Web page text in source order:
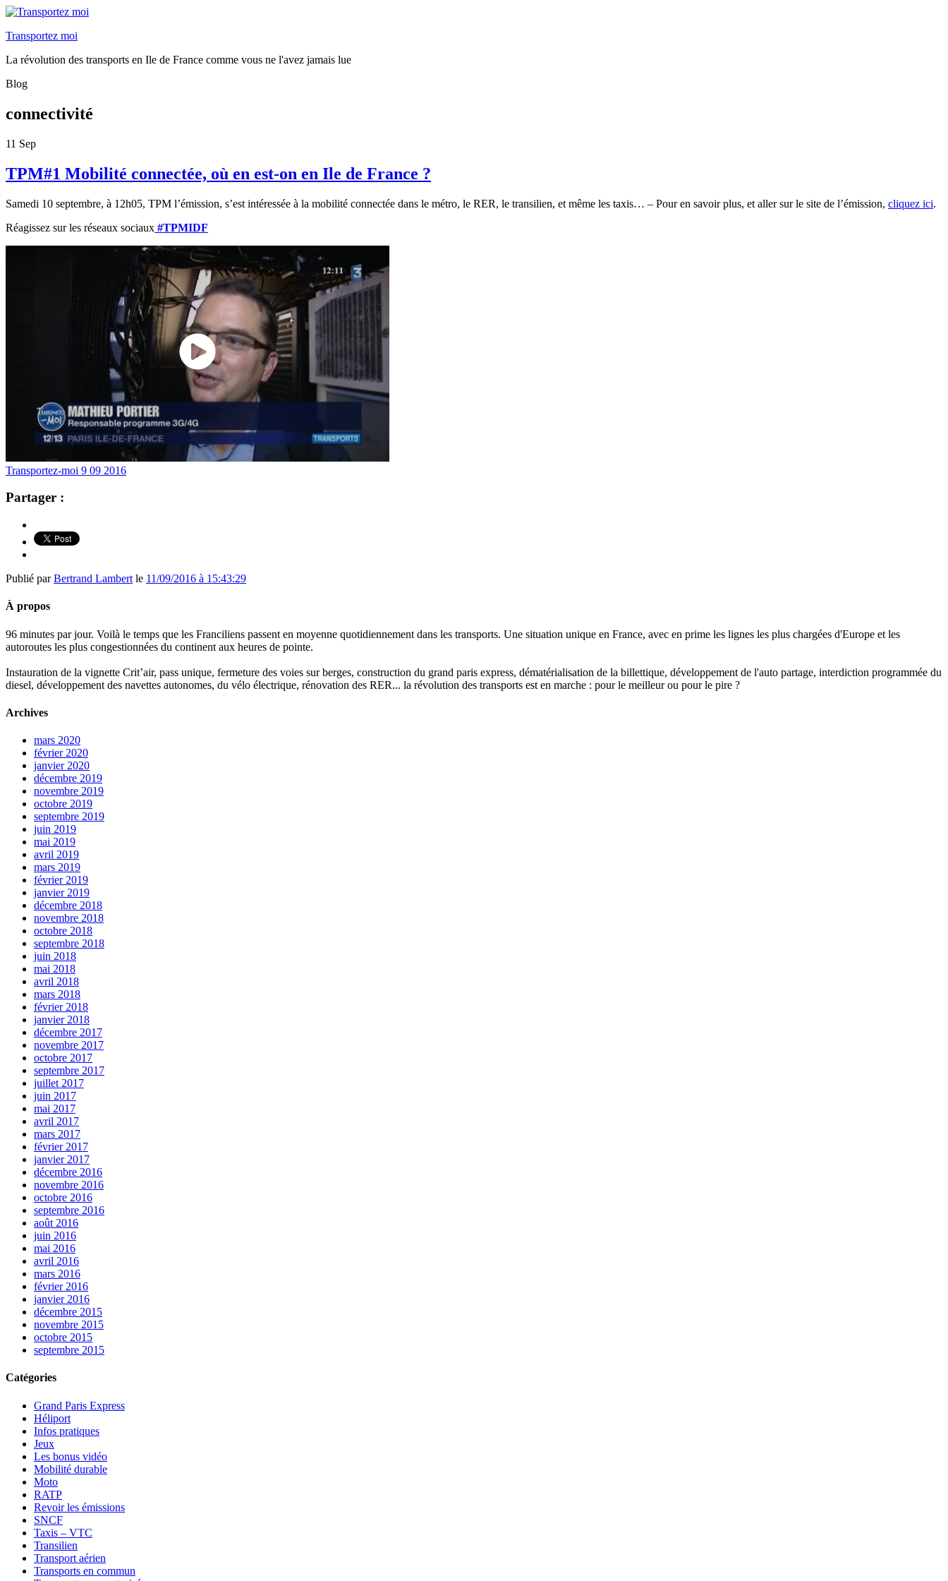
Transportez moi
La révolution des transports en Ile de France comme vous ne l'avez jamais lue
Blog
connectivité
11 Sep
TPM#1 Mobilité connectée, où en est-on en Ile de France ?
Samedi 10 septembre, à 12h05, TPM l’émission, s’est intéressée à la mobilité connectée dans le métro, le RER, le transilien, et même les taxis… – Pour en savoir plus, et aller sur le site de l’émission, cliquez ici.
Réagissez sur les réseaux sociaux #TPMIDF
Transportez-moi 9 09 2016
Partager :
Publié parBertrand Lambert le 11/09/2016 à 15:43:29
À propos
96 minutes par jour. Voilà le temps que les Franciliens passent en moyenne quotidiennement dans les transports. Une situation unique en France, avec en prime les lignes les plus chargées d'Europe et les
autoroutes les plus congestionnées du continent aux heures de pointe.
Instauration de la vignette Crit’air, pass unique, fermeture des voies sur berges, construction du grand paris express, dématérialisation de la billettique, développement de l'auto partage, interdiction programmée du
diesel, développement des navettes autonomes, du vélo électrique, rénovation des RER... la révolution des transports est en marche : pour le meilleur ou pour le pire ?
Archives
mars 2020
février 2020
janvier 2020
décembre 2019
novembre 2019
octobre 2019
septembre 2019
juin 2019
mai 2019
avril 2019
mars 2019
février 2019
janvier 2019
décembre 2018
novembre 2018
octobre 2018
septembre 2018
juin 2018
mai 2018
avril 2018
mars 2018
février 2018
janvier 2018
décembre 2017
novembre 2017
octobre 2017
septembre 2017
juillet 2017
juin 2017
mai 2017
avril 2017
mars 2017
février 2017
janvier 2017
décembre 2016
novembre 2016
octobre 2016
septembre 2016
août 2016
juin 2016
mai 2016
avril 2016
mars 2016
février 2016
janvier 2016
décembre 2015
novembre 2015
octobre 2015
septembre 2015
Catégories
Grand Paris Express
Héliport
Infos pratiques
Jeux
Les bonus vidéo
Mobilité durable
Moto
RATP
Revoir les émissions
SNCF
Taxis – VTC
Transilien
Transport aérien
Transports en commun